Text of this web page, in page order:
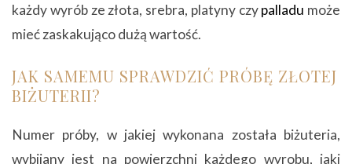
każdy wyrób ze złota, srebra, platyny czypalladu może
mieć zaskakująco dużą wartość.
JAK SAMEMU SPRAWDZIĆ PRÓBĘ ZŁOTEJ
BIŻUTERII?
Numer próby, w jakiej wykonana została biżuteria,
wybijany jest na powierzchni każdego wyrobu, jaki